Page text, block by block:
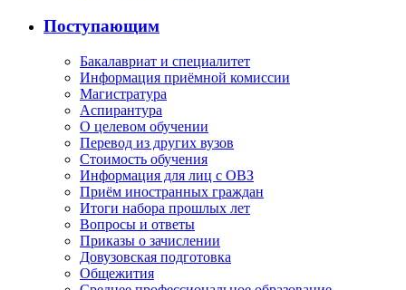
Поступающим
Бакалавриат и специалитет
Информация приёмной комиссии
Магистратура
Аспирантура
О целевом обучении
Перевод из других вузов
Стоимость обучения
Информация для лиц с ОВЗ
Приём иностранных граждан
Итоги набора прошлых лет
Вопросы и ответы
Приказы о зачислении
Довузовская подготовка
Общежития